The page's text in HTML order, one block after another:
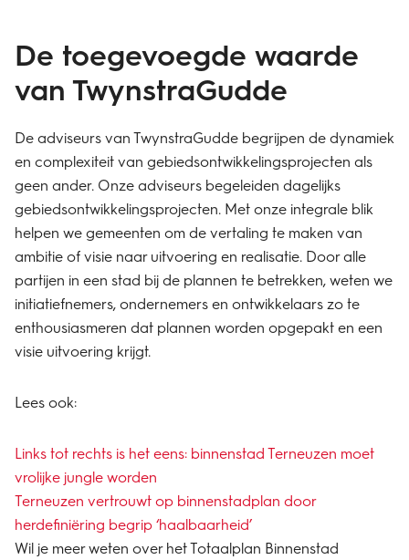
De toegevoegde waarde
van TwynstraGudde
De adviseurs van TwynstraGudde begrijpen de dynamiek
en complexiteit van gebiedsontwikkelingsprojecten als
geen ander. Onze adviseurs begeleiden dagelijks
gebiedsontwikkelingsprojecten. Met onze integrale blik
helpen we gemeenten om de vertaling te maken van
ambitie of visie naar uitvoering en realisatie. Door alle
partijen in een stad bij de plannen te betrekken, weten we
initiatiefnemers, ondernemers en ontwikkelaars zo te
enthousiasmeren dat plannen worden opgepakt en een
visie uitvoering krijgt.
Lees ook:
Links tot rechts is het eens: binnenstad Terneuzen moet
vrolijke jungle worden
Terneuzen vertrouwt op binnenstadplan door
herdefiniëring begrip ‘haalbaarheid’
Wil je meer weten over het Totaalplan Binnenstad